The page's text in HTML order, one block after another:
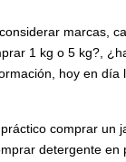
marcas,
1 kg o 5 kg?,
hoy en
comprar un
detergente en